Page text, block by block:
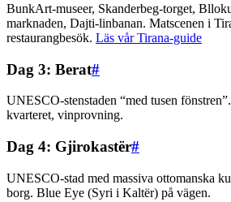
BunkArt-museer, Skanderbeg-torget,
marknaden, Dajti-linbanan. Matscenen i
restaurangbesök. Läs vår Tirana-guide
Dag 3: Berat#
UNESCO-stenstaden “med tusen
kvarteret, vinprovning.
Dag 4: Gjirokastër#
UNESCO-stad med massiva ottomanska
borg. Blue Eye (Syri i Kaltër) på vägen.